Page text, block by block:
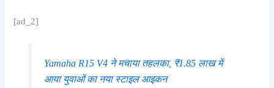
[ad_2]
Yamaha R15 V4 ने मचाया तहलका, ₹1.85 लाख में
आया युवाओं का नया स्टाइल आइकन